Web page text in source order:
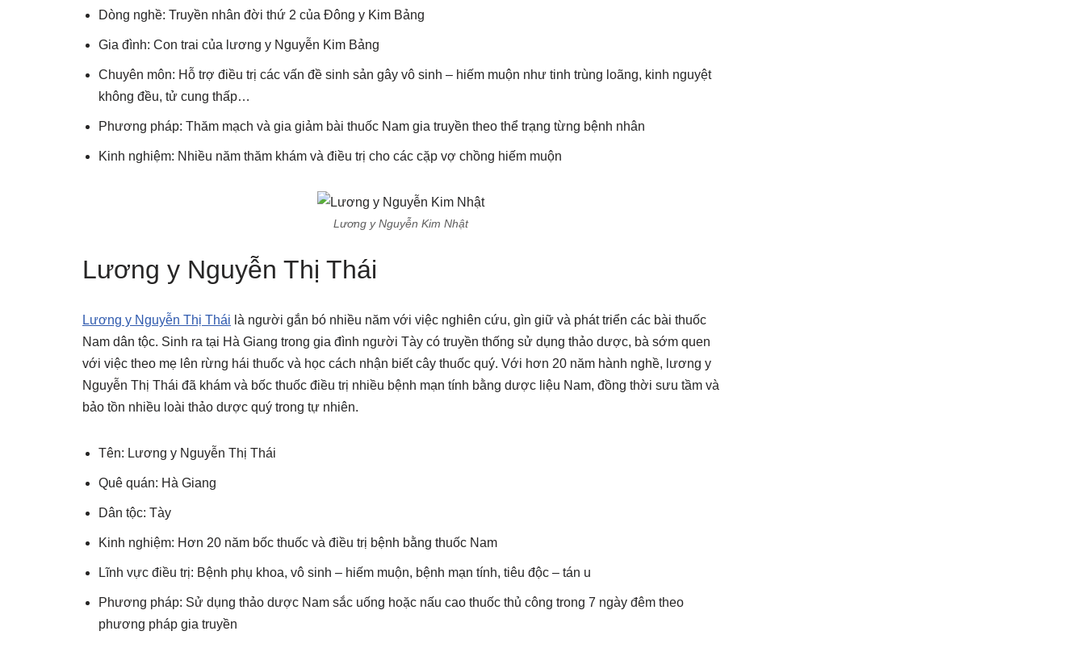
Dòng nghề: Truyền nhân đời thứ 2 của Đông y Kim Bảng
Gia đình: Con trai của lương y Nguyễn Kim Bảng
Chuyên môn: Hỗ trợ điều trị các vấn đề sinh sản gây vô sinh – hiếm muộn như tinh trùng loãng, kinh nguyệt
không đều, tử cung thấp…
Phương pháp: Thăm mạch và gia giảm bài thuốc Nam gia truyền theo thể trạng từng bệnh nhân
Kinh nghiệm: Nhiều năm thăm khám và điều trị cho các cặp vợ chồng hiếm muộn
Lương y Nguyễn Kim Nhật
Lương y Nguyễn Thị Thái
Lương y Nguyễn Thị Thái là người gắn bó nhiều năm với việc nghiên cứu, gìn giữ và phát triển các bài thuốc
Nam dân tộc. Sinh ra tại Hà Giang trong gia đình người Tày có truyền thống sử dụng thảo dược, bà sớm quen
với việc theo mẹ lên rừng hái thuốc và học cách nhận biết cây thuốc quý. Với hơn 20 năm hành nghề, lương y
Nguyễn Thị Thái đã khám và bốc thuốc điều trị nhiều bệnh mạn tính bằng dược liệu Nam, đồng thời sưu tầm và
bảo tồn nhiều loài thảo dược quý trong tự nhiên.
Tên: Lương y Nguyễn Thị Thái
Quê quán: Hà Giang
Dân tộc: Tày
Kinh nghiệm: Hơn 20 năm bốc thuốc và điều trị bệnh bằng thuốc Nam
Lĩnh vực điều trị: Bệnh phụ khoa, vô sinh – hiếm muộn, bệnh mạn tính, tiêu độc – tán u
Phương pháp: Sử dụng thảo dược Nam sắc uống hoặc nấu cao thuốc thủ công trong 7 ngày đêm theo
phương pháp gia truyền